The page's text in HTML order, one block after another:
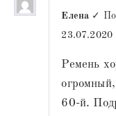
Елена ✓
23.07.2020
Ремень
60-й.